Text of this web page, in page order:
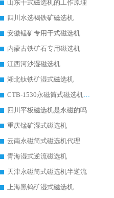
山东干式磁选机的工作原理
四川水选褐铁矿磁选机
安徽锰矿专用干式磁选机
内蒙古铁矿石专用磁选机
江西河沙湿磁选机
湖北钛铁矿湿式磁选机
CTB-1530永磁筒式磁选机代理商
四川平板磁选机是永磁的吗
重庆锰矿湿式磁选机
云南永磁筒式磁选机代理
青海湿式逆流磁选机
天津永磁筒式磁选机半逆流
上海黑钨矿湿式磁选机